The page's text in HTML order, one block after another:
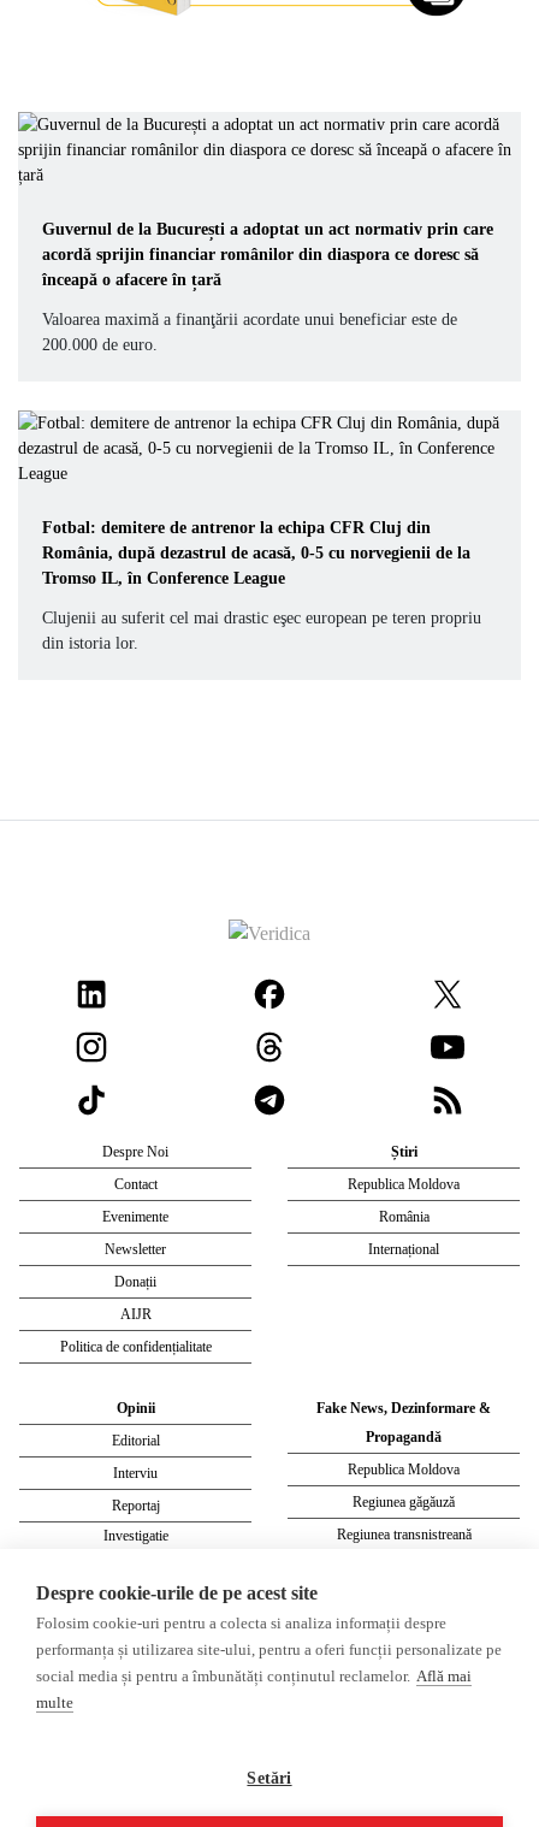
Guvernul de la București a adoptat un act normativ prin care
acordă sprijin financiar românilor din diaspora ce doresc să
înceapă o afacere în țară
Valoarea maximă a finanţării acordate unui beneficiar este de
200.000 de euro.
Fotbal: demitere de antrenor la echipa CFR Cluj din
România, după dezastrul de acasă, 0-5 cu norvegienii de la
Tromso IL, în Conference League
Clujenii au suferit cel mai drastic eşec european pe teren propriu
din istoria lor.
Despre Noi
Contact
Evenimente
Newsletter
Donații
AIJR
Politica de confidențialitate
Știri
Republica Moldova
România
Internațional
Opinii
Editorial
Interviu
Reportaj
Investigatie
Fake News, Dezinformare &
Propagandă
Republica Moldova
Regiunea găgăuză
Regiunea transnistreană
Monitor media
Presa rusă independentă
Multimedia
Podcast
Despre cookie-urile de pe acest site
Folosim cookie-uri pentru a colecta si analiza informații despre
performanța și utilizarea site-ului, pentru a oferi funcții personalizate pe
social media și pentru a îmbunătăți conținutul reclamelor. Află mai
multe
Setări